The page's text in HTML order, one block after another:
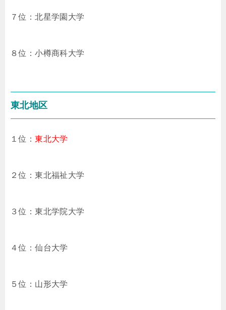
７位：北星学園大学
８位：小樽商科大学
東北地区
１位：東北大学
２位：東北福祉大学
３位：東北学院大学
４位：仙台大学
５位：山形大学